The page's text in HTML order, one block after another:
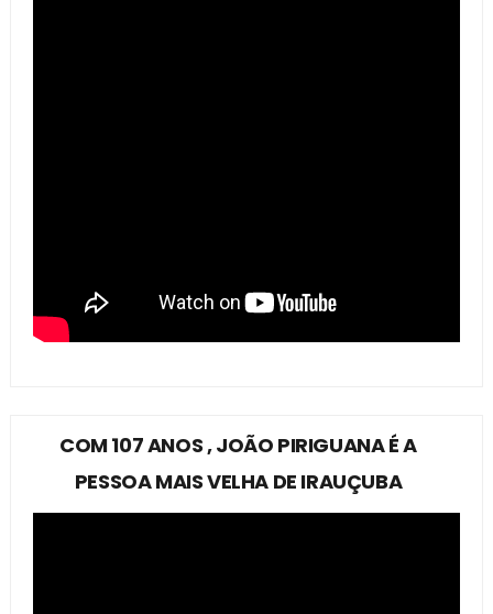
COM 107 ANOS , JOÃO PIRIGUANA É A
PESSOA MAIS VELHA DE IRAUÇUBA